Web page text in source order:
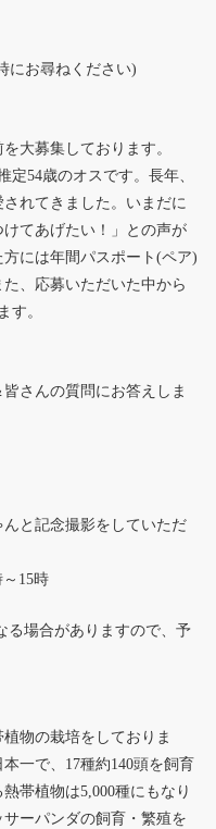
にお尋ねください)
大募集しております。
定54歳のオスです。長年、
れてきました。いまだに
てあげたい！」との声が
には年間パスポート(ペア)
、応募いただいた中から
す。
さんの質問にお答えしま
と記念撮影をしていただ
15時
場合がありますので、予
物の栽培をしておりま
一で、17種約140頭を飼育
帯植物は5,000種にもなり
ーパンダの飼育・繁殖を